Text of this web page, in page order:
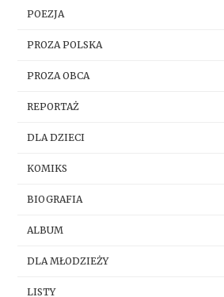
POEZJA
PROZA POLSKA
PROZA OBCA
REPORTAŻ
DLA DZIECI
KOMIKS
BIOGRAFIA
ALBUM
DLA MŁODZIEŻY
LISTY